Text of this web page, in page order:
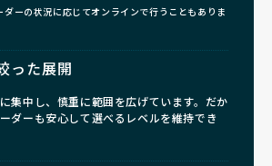
ーの状況に応じてオンラインで行うこともありま
った展開
集中し、慎重に範囲を広げています。だか
ダーも安心して選べるレベルを維持でき